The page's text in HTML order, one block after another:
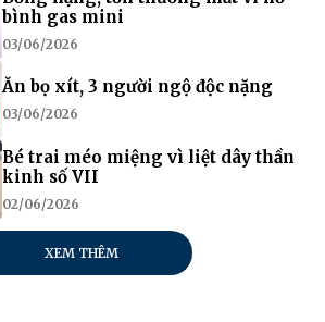
bình gas mini
03/06/2026
Ăn bọ xít, 3 người ngộ độc nặng
03/06/2026
Bé trai méo miệng vì liệt dây thần
kinh số VII
02/06/2026
XEM THÊM